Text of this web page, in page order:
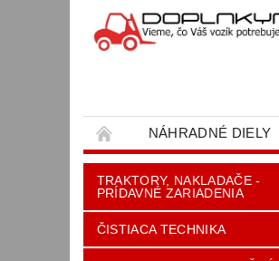
NÁHRADNÉ DIELY
OBCHODNÉ PODMIENKY
TRAKTORY, NAKLADAČE -
PRÍDAVNÉ ZARIADENIA
ČISTIACA TECHNIKA